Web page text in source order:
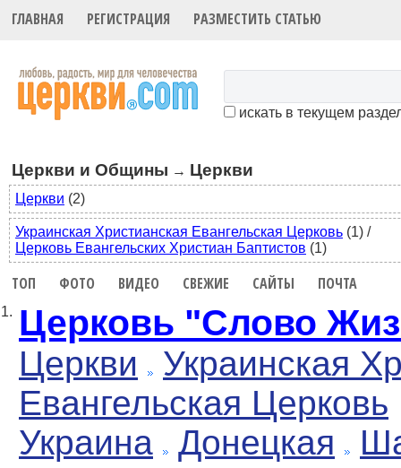
ГЛАВНАЯ РЕГИСТРАЦИЯ РАЗМЕСТИТЬ СТАТЬЮ
искать в текущем
Церкви и Общины → Церкви
Церкви (2)
Украинская Христианская Евангельская Церковь (1) /
Церковь Евангельских Христиан Баптистов (1)
ТОП ФОТО ВИДЕО СВЕЖИЕ САЙТЫ ПОЧТА
1. Церковь "Слово
Церкви
Украинская
Евангельская Церковь
Украина
Донецкая